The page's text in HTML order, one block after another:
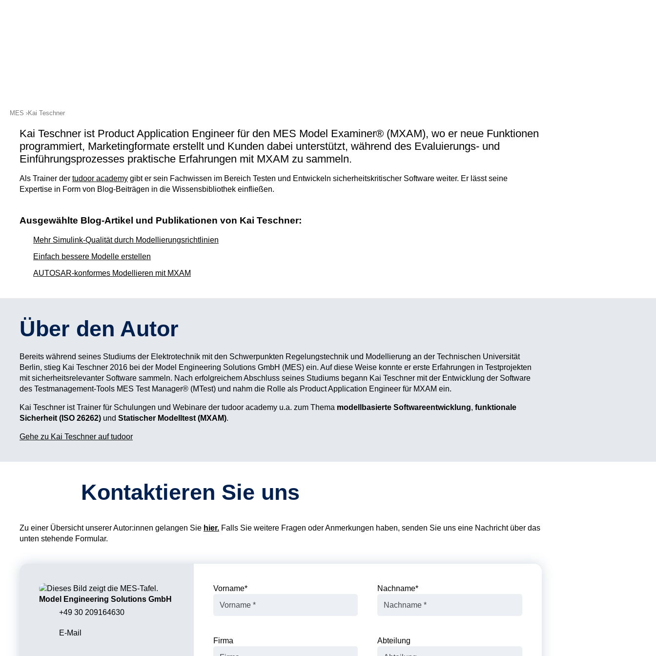
Kontakt
Kai Teschner ist Product Application Engineer für den MES Model Examiner® (MXAM), wo er neue Funktionen
programmiert, Marketingformate erstellt und Kunden dabei unterstützt, während des Evaluierungs- und
Einführungsprozesses praktische Erfahrungen mit MXAM zu sammeln.
Als Trainer der tudoor academy gibt er sein Fachwissen im Bereich Testen und Entwickeln sicherheitskritischer Software weiter. Er lässt seine
Expertise in Form von Blog-Beiträgen in die Wissensbibliothek einfließen.
Ausgewählte Blog-Artikel und Publikationen von Kai Teschner:
Mehr Simulink-Qualität durch Modellierungsrichtlinien
Einfach bessere Modelle erstellen
AUTOSAR-konformes Modellieren mit MXAM
Über den Autor
Bereits während seines Studiums der Elektrotechnik mit den Schwerpunkten Regelungstechnik und Modellierung an der Technischen Universität
Berlin, stieg Kai Teschner 2016 bei der Model Engineering Solutions GmbH (MES) ein. Auf diese Weise konnte er erste Erfahrungen in Testprojekten
mit sicherheitsrelevanter Software sammeln. Nach erfolgreichem Abschluss seines Studiums begann Kai Teschner mit der Entwicklung der Software
des Testmanagement-Tools MES Test Manager® (MTest) und nahm die Rolle als Product Application Engineer für MXAM ein.
Kai Teschner ist Trainer für Schulungen und Webinare der tudoor academy u.a. zum Thema modellbasierte Softwareentwicklung, funktionale
Sicherheit (ISO 26262) und Statischer Modelltest (MXAM).
Gehe zu Kai Teschner auf tudoor
Kontaktieren Sie uns
Zu einer Übersicht unserer Autor:innen gelangen Sie hier. Falls Sie weitere Fragen oder Anmerkungen haben, senden Sie uns eine Nachricht über das
unten stehende Formular.
Model Engineering Solutions GmbH
+49 30 209164630
E-Mail
Vorname* Nachname*
Firma Abteilung
MES Kai Teschner